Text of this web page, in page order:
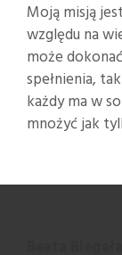
Moją misją
względu na
może
spełnienia,
każdy ma w
mnożyć jak